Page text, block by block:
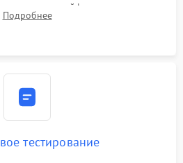
хрупких шлейфов матрицы и
элементов внутри корпуса
Подробнее
тестирование